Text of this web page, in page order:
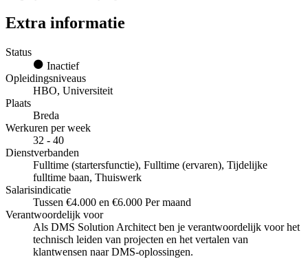
Extra informatie
Status
Inactief
Opleidingsniveaus
HBO, Universiteit
Plaats
Breda
Werkuren per week
32 - 40
Dienstverbanden
Fulltime (startersfunctie), Fulltime (ervaren), Tijdelijke
fulltime baan, Thuiswerk
Salarisindicatie
Tussen €4.000 en €6.000 Per maand
Verantwoordelijk voor
Als DMS Solution Architect ben je verantwoordelijk voor het
technisch leiden van projecten en het vertalen van
klantwensen naar DMS-oplossingen.